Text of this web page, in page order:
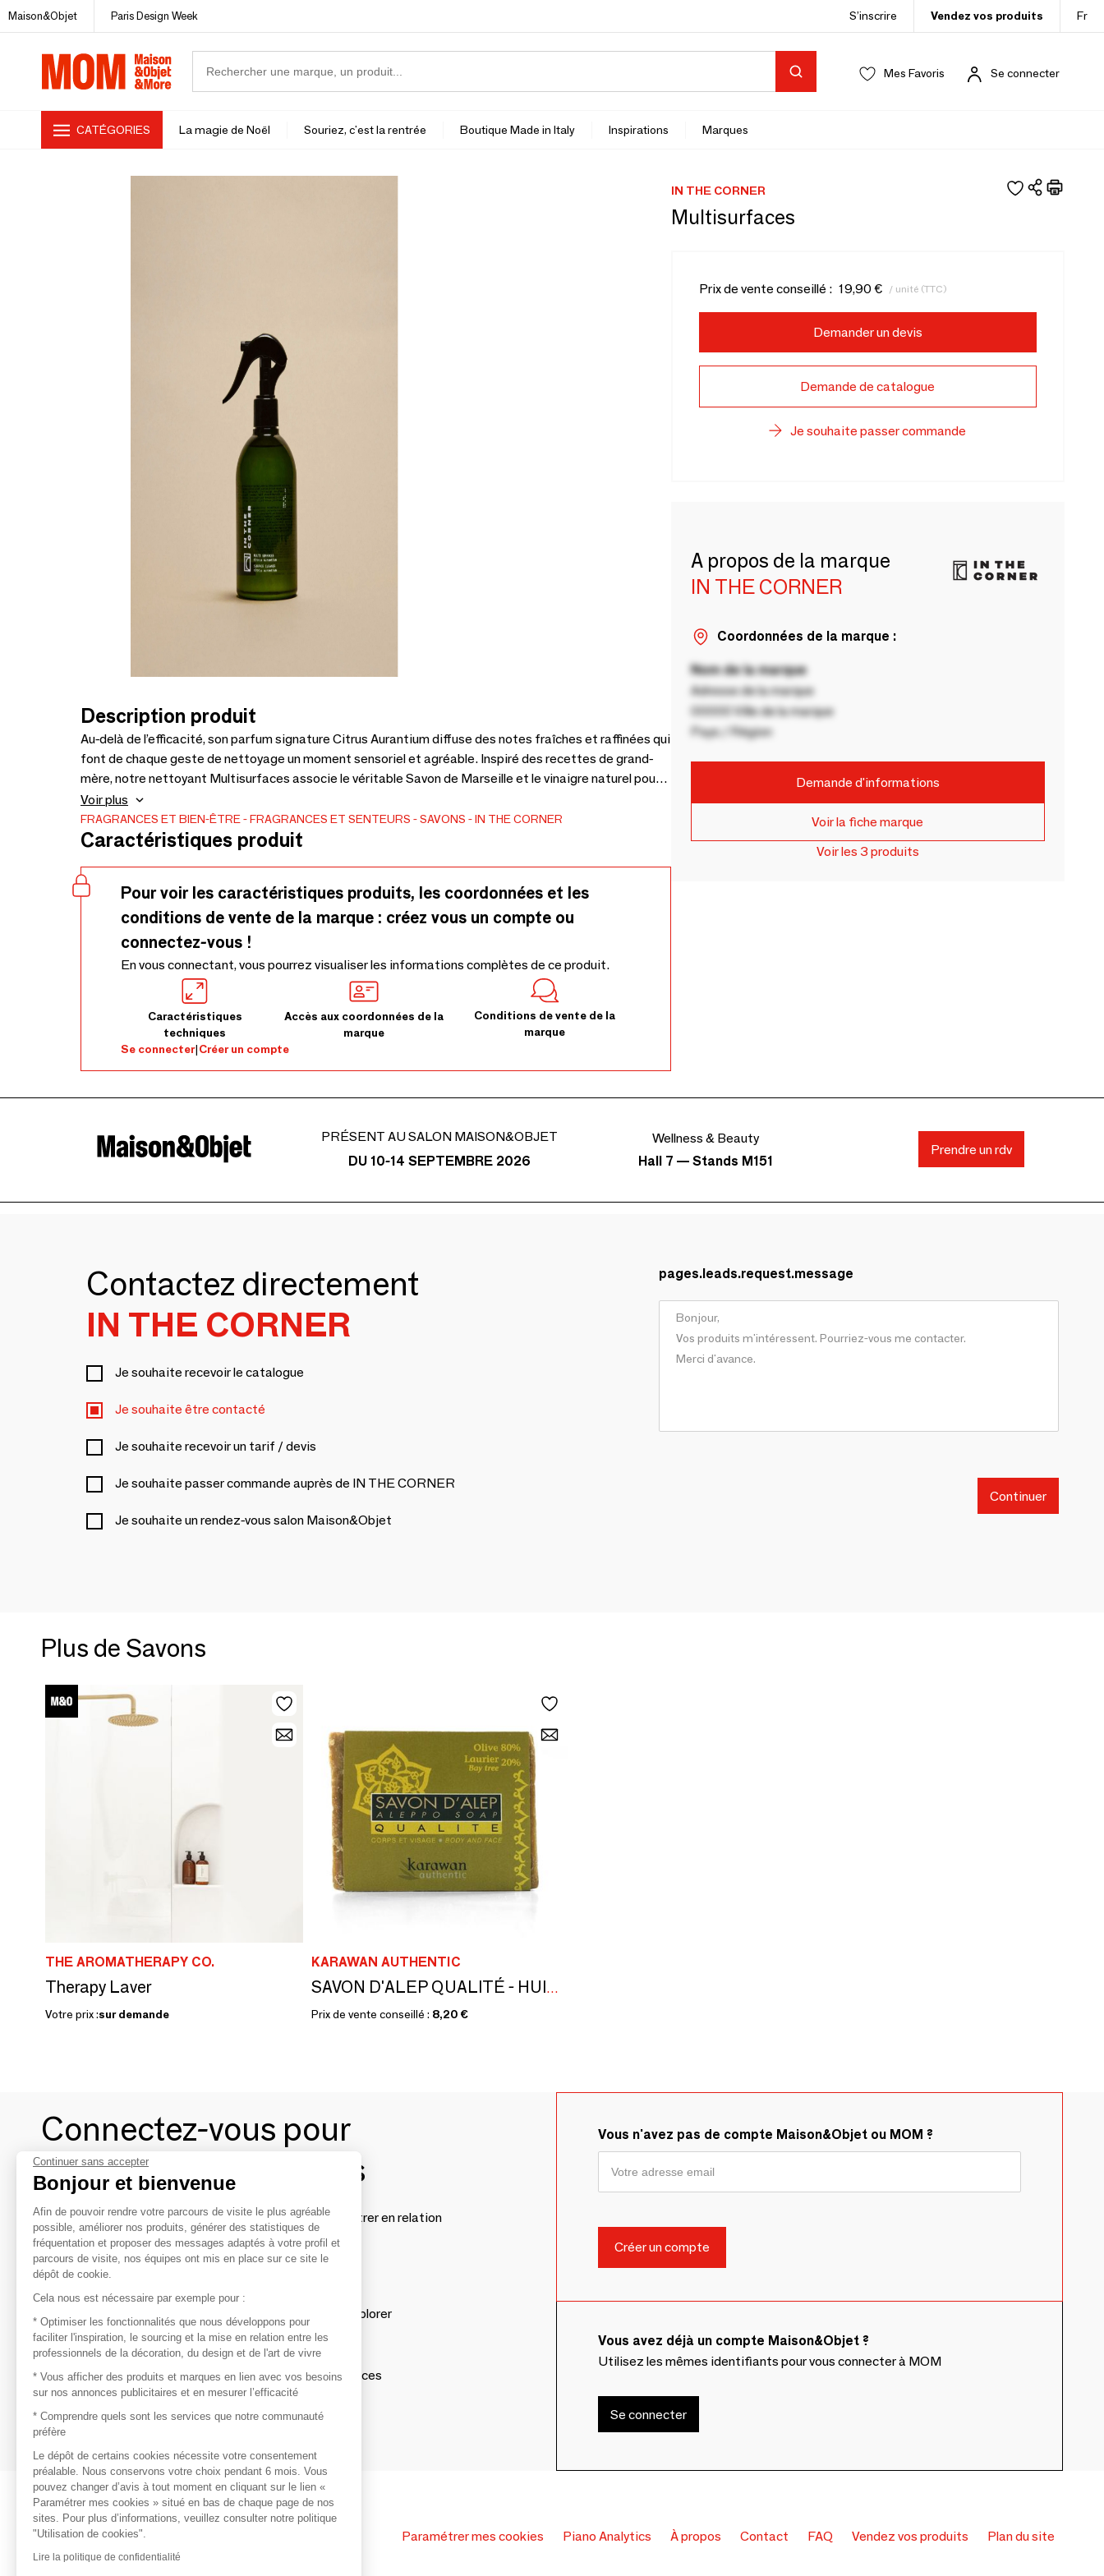
Maison&Objet Paris Design Week S’inscrire Vendez vos produits Fr
Mes Favoris Se connecter
CATÉGORIES La magie de Noël Souriez, c'est la rentrée Boutique Made in Italy Inspirations Marques
Description produit
Au-delà de l’efficacité, son parfum signature Citrus Aurantium diffuse des notes fraîches et raffinées qui
font de chaque geste de nettoyage un moment sensoriel et agréable. Inspiré des recettes de grand-
mère, notre nettoyant Multisurfaces associe le véritable Savon de Marseille et le vinaigre naturel pour
éliminer efficacement saleté et graisse. Il est idéal pour nettoyer et faire briller toutes les surfaces
lavables de la cuisine à la salle de bains tout en laissant derrière lui un intérieur propre et subtilement
parfumé.fabriqué en France/ + 97% d’ingrédients origine naturelle
Voir plus
FRAGRANCES ET BIEN-ÊTRE FRAGRANCES ET SENTEURS SAVONS IN THE CORNER
Caractéristiques produit
Pour voir les caractéristiques produits, les coordonnées et les
conditions de vente de la marque : créez vous un compte ou
connectez-vous !
En vous connectant, vous pourrez visualiser les informations complètes de ce produit.
Caractéristiques
techniques
Accès aux coordonnées de la
marque
Conditions de vente de la
marque
Se connecter|Créer un compte
IN THE CORNER
Multisurfaces
Prix de vente conseillé : 19,90 € / unité (TTC)
Demander un devis
Demande de catalogue
Je souhaite passer commande
A propos de la marque
IN THE CORNER
Coordonnées de la marque :
Nom de la marque
Adresse de la marque
00000 Ville de la marque
Pays / Région
Demande d'informations
Voir la fiche marque
Voir les 3 produits
PRÉSENT AU SALON MAISON&OBJET
DU 10-14 SEPTEMBRE 2026
Wellness & Beauty
Hall 7 — Stands M151
Prendre un rdv
Contactez directement
IN THE CORNER
Je souhaite recevoir le catalogue
Je souhaite être contacté
Je souhaite recevoir un tarif / devis
Je souhaite passer commande auprès de IN THE CORNER
Je souhaite un rendez-vous salon Maison&Objet
pages.leads.request.message
Continuer
Plus de Savons
THE AROMATHERAPY CO.
Therapy Laver
Votre prix :sur demande
KARAWAN AUTHENTIC
SAVON D'ALEP QUALITÉ - HUILE D'OLIVE 80% ET DE LAURIER 20% - EN BANDEAU
Prix de vente conseillé : 8,20 €
Connectez-vous pour
contacter les marques
Afin de profiter au mieux de l'expérience MOM et de rentrer en relation
avec vos marques préférées, créez-vous un compte.
Découvrir
Les produits de milliers de fournisseurs à explorer
S'inspirer
Inspiration et sélections de produits tendances
Contacter
Vous n'avez pas de compte Maison&Objet ou MOM ?
Vous avez déjà un compte Maison&Objet ?
Utilisez les mêmes identifiants pour vous connecter à MOM
Se connecter
Paramétrer mes cookies Piano Analytics À propos Contact FAQ Vendez vos produits Plan du site
Continuer sans accepter
Bonjour et bienvenue
Afin de pouvoir rendre votre parcours de visite le plus agréable
possible, améliorer nos produits, générer des statistiques de
fréquentation et proposer des messages adaptés à votre profil et
parcours de visite, nos équipes ont mis en place sur ce site le
dépôt de cookie.
Cela nous est nécessaire par exemple pour :
* Optimiser les fonctionnalités que nous développons pour
faciliter l'inspiration, le sourcing et la mise en relation entre les
professionnels de la décoration, du design et de l'art de vivre
* Vous afficher des produits et marques en lien avec vos besoins
sur nos annonces publicitaires et en mesurer l’efficacité
* Comprendre quels sont les services que notre communauté
préfère
Le dépôt de certains cookies nécessite votre consentement
préalable. Nous conservons votre choix pendant 6 mois. Vous
pouvez changer d’avis à tout moment en cliquant sur le lien «
Paramétrer mes cookies » situé en bas de chaque page de nos
sites. Pour plus d’informations, veuillez consulter notre politique
"Utilisation de cookies".
Lire la politique de confidentialité